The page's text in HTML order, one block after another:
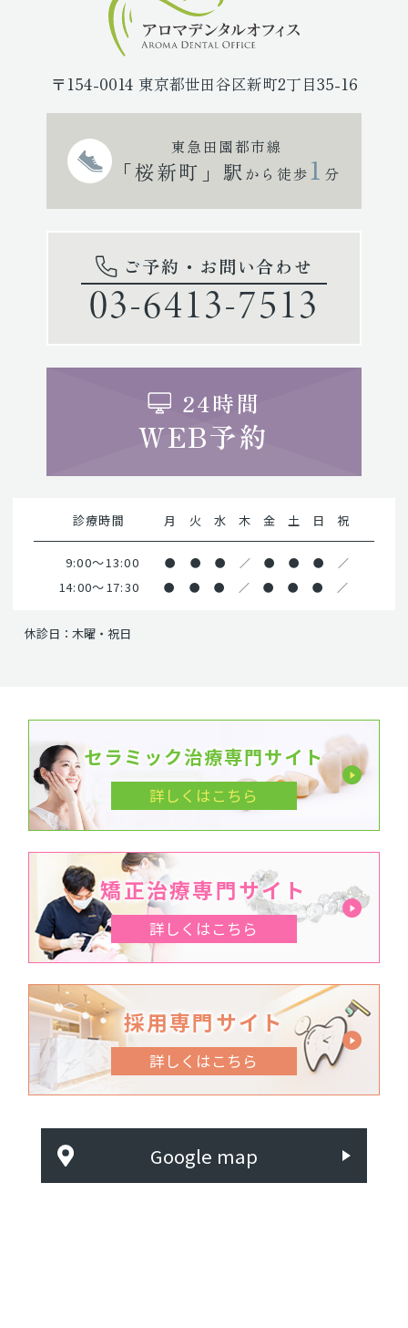
〒154-0014 東京都世田谷区新町2丁目35-16
東急田園都市線
「桜新町」駅 から徒歩1 分
ご予約・お問い合わせ
03-6413-7513
24時間
WEB予約
診療時間 月 火 水 木 金 土 日 祝
9:00～13:00 ● ● ● ／ ● ● ● ／
14:00～17:30 ● ● ● ／ ● ● ● ／
休診日：木曜・祝日
セラミック治療専門サイト
詳しくはこちら
矯正治療専門サイト
詳しくはこちら
採用専門サイト
詳しくはこちら
Google map